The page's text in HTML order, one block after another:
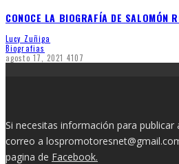
CONOCE LA BIOGRAFÍA DE SALOMÓN
Lucy Zuñiga
Biografias
agosto 17, 2021 4107
Si necesitas información para
correo a
pagina de Facebook.